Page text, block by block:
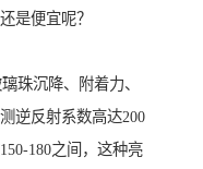
是便宜呢？
珠沉降、附着力、
逆反射系数高达200
180之间，这种亮